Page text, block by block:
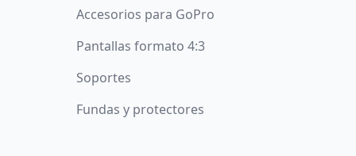
Accesorios para GoPro
Pantallas formato 4:3
Soportes
Fundas y protectores